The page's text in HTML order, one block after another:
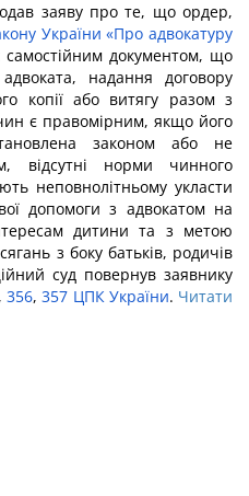
заяву про те, що ордер,
України «Про адвокатуру
самостійним документом, що
надання договору
копії або витягу разом з
є правомірним, якщо його
законом або не
відсутні норми чинного
неповнолітньому укласти
допомоги з адвокатом на
дитини та з метою
з боку батьків, родичів
суд повернув заявнику
356,357 ЦПК України. Читати